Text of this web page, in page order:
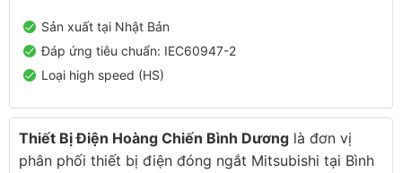
Sản xuất tại Nhật Bản
Đáp ứng tiêu chuẩn: IEC60947-2
Loại high speed (HS)
Thiết Bị Điện Hoàng Chiến Bình Dương là đơn vị
phân phối thiết bị điện đóng ngắt Mitsubishi tại Bình